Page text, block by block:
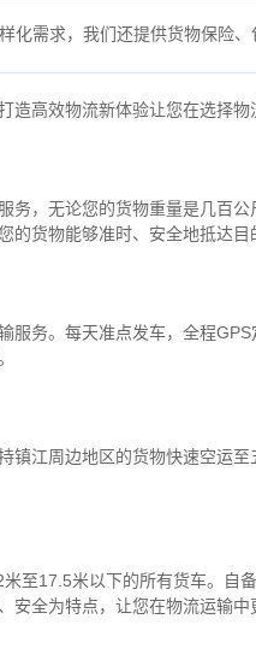
化需求，我们还提供货物保险、
高效物流新体验让您在选择物
务，无论您的货物重量是几百
货物能够准时、安全地抵达目
服务。每天准点发车，全程
镇江周边地区的货物快速空运
至17.5米以下的所有货车。自
全为特点，让您在物流运输中